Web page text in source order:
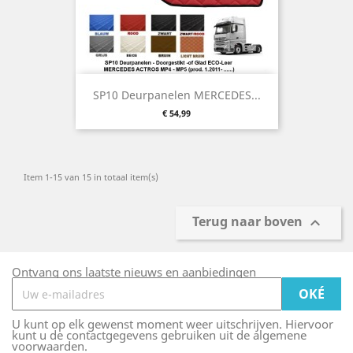
SP10 Deurpanelen MERCEDES...
Prijs
€ 54,99
Item 1-15 van 15 in totaal item(s)
Terug naar boven 
Ontvang ons laatste nieuws en aanbiedingen
U kunt op elk gewenst moment weer uitschrijven. Hiervoor
kunt u de contactgegevens gebruiken uit de algemene
voorwaarden.